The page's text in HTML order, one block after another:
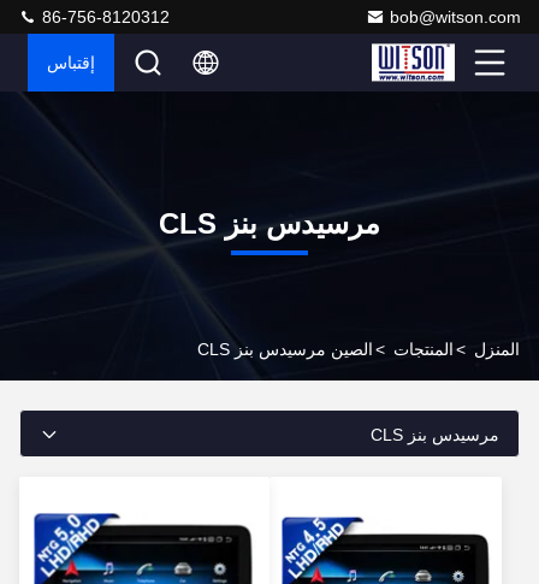
bob@witson.com
86-756-8120312
إقتباس
مرسيدس بنز CLS
المنزل >المنتجات >الصين مرسيدس بنز CLS
مرسيدس بنز CLS